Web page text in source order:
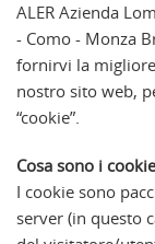
ALER Azienda
- Como - Monza
fornirvi la
nostro sito web,
“cookie”.
Cosa sono i
I cookie sono
server (in questo